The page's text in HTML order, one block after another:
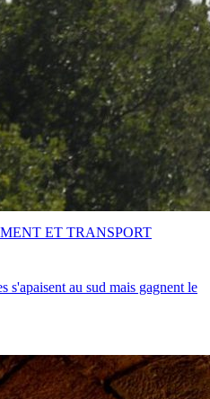
s'apaisent au sud mais gagnent le
ET TRANSPORT